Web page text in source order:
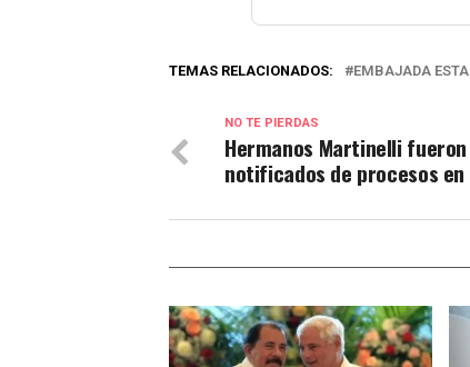
TEMAS RELACIONADOS: EMBAJADA
NO TE PIERDAS
Hermanos Martinelli fueron
notificados de procesos